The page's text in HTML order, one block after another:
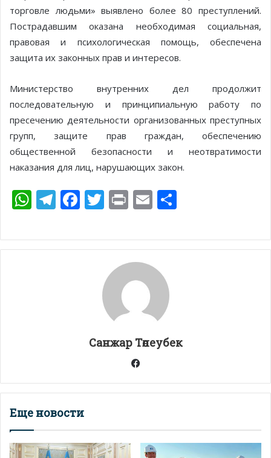
торговле людьми» выявлено более 80 преступлений.
Пострадавшим оказана необходимая социальная,
правовая и психологическая помощь, обеспечена
защита их законных прав и интересов.
Министерство внутренних дел продолжит
последовательную и принципиальную работу по
пресечению деятельности организованных преступных
групп, защите прав граждан, обеспечению
общественной безопасности и неотвратимости
наказания для лиц, нарушающих закон.
W
at
s
T
e
gr
F
e
b
T
itt
er
Pr
t
E
ai
l
п
р
т
ь
Санжар Төлеубек
Facebook
Еще новости